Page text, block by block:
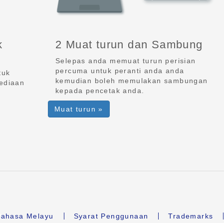
2 Muat turun dan Sambung
Selepas anda memuat turun perisian
percuma untuk peranti anda anda
kemudian boleh memulakan sambungan
kepada pencetak anda.
Muat turun »
Melayu Syarat Penggunaan Trademarks